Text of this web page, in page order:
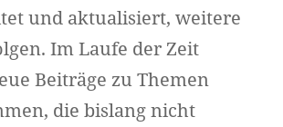
und aktualisiert, weitere
Im Laufe der Zeit
Beiträge zu Themen
die bislang nicht